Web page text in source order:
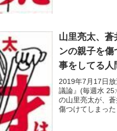
山里亮太、
ンの親子を
事をしてる人
2019年7月17日
議論』(毎週水
の山里亮太が、
傷つけてしまった